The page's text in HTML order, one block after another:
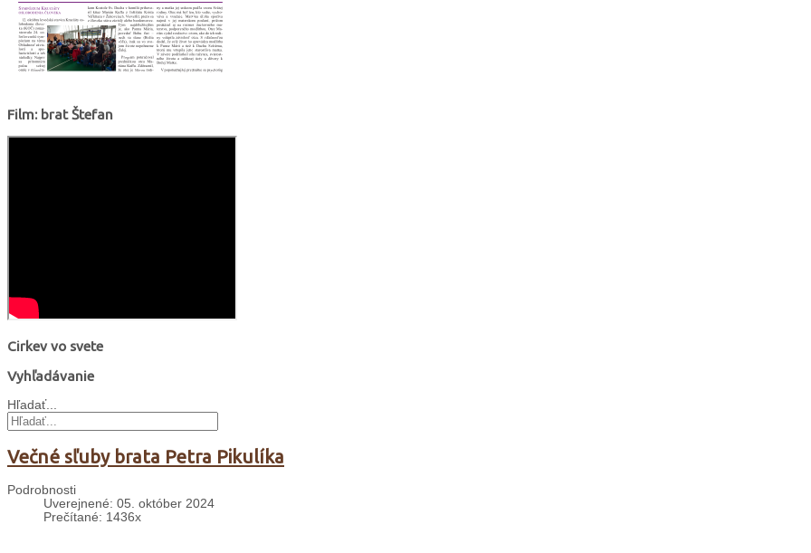
Film: brat Štefan
Cirkev vo svete
Vyhľadávanie
Hľadať...
Večné sľuby brata Petra Pikulíka
Podrobnosti
Uverejnené: 05. október 2024
Prečítané: 1436x